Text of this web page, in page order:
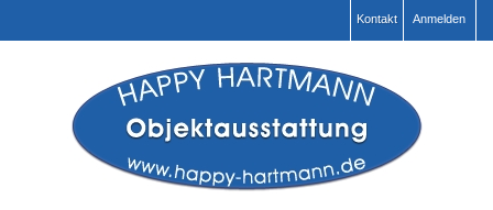
Anmelden
Kontakt